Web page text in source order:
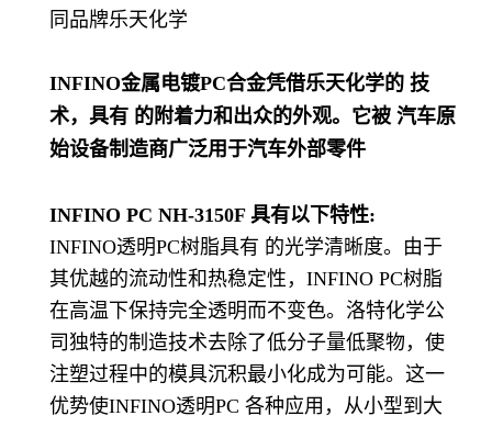
同品牌乐天化学
INFINO金属电镀PC合金凭借乐天化学的 技
术，具有 的附着力和出众的外观。它被 汽车原
始设备制造商广泛用于汽车外部零件
INFINO PC NH-3150F 具有以下特性:
INFINO透明PC树脂具有 的光学清晰度。由于
其优越的流动性和热稳定性，INFINO PC树脂
在高温下保持完全透明而不变色。洛特化学公
司独特的制造技术去除了低分子量低聚物，使
注塑过程中的模具沉积最小化成为可能。这一
优势使INFINO透明PC 各种应用，从小型到大